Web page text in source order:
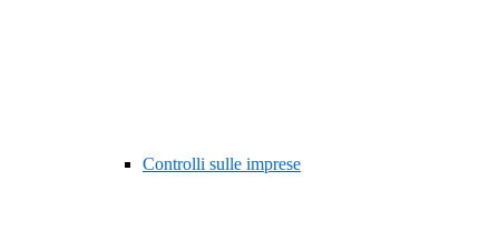
Controlli sulle imprese